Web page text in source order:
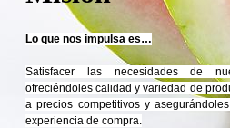
Lo que nos impulsa es…
Satisfacer las necesidades de
ofreciéndoles calidad y variedad de
a precios competitivos y
experiencia de compra.